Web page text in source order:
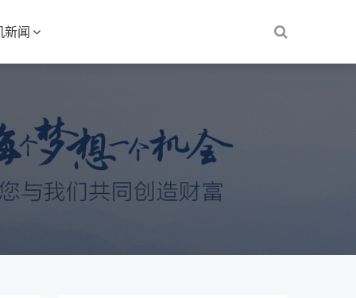
新闻